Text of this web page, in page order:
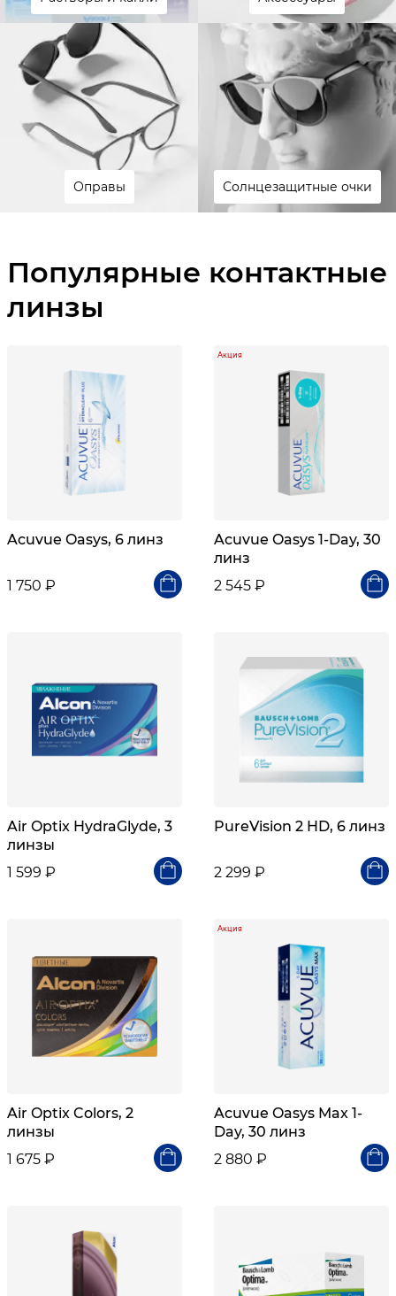
Оправы Солнцезащитные очки
Популярные контактные
линзы
Acuvue Oasys, 6 линз
1 750 ₽
Акция
Acuvue Oasys 1-Day, 30
линз
2 545 ₽
Air Optix HydraGlyde, 3
линзы
1 599 ₽
PureVision 2 HD, 6 линз
2 299 ₽
Air Optix Colors, 2
линзы
1 675 ₽
Акция
Acuvue Oasys Max 1-
Day, 30 линз
2 880 ₽